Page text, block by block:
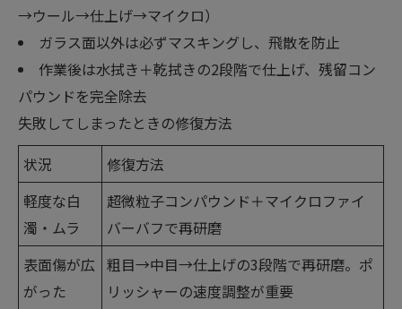
→ウール→仕上げ→マイクロ）
ガラス面以外は必ずマスキングし、飛散を防止
作業後は水拭き＋乾拭きの2段階で仕上げ、残留コン
パウンドを完全除去
失敗してしまったときの修復方法
状況
修復方法
軽度な白
濁・ムラ
超微粒子コンパウンド＋マイクロファイ
バーバフで再研磨
表面傷が広
がった
粗目→中目→仕上げの3段階で再研磨。ポ
リッシャーの速度調整が重要